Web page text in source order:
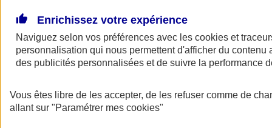
AXA Assurance
Enrichissez votre expérience
Naviguez selon vos préférences avec les cookies et
personnalisation qui nous permettent d'afficher du contenu
des publicités personnalisées et de suivre la performance
Vous êtes libre de les accepter, de les refuser comme de
allant sur "Paramétrer mes cookies"